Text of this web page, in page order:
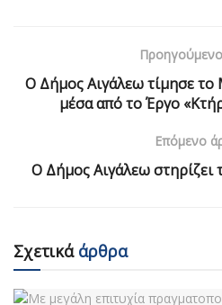
Ο Δήμος Αιγάλεω τίμησε το
μέσα από το Έργο
Επόμενο
Ο Δήμος Αιγάλεω
Σχετικάάρθρα